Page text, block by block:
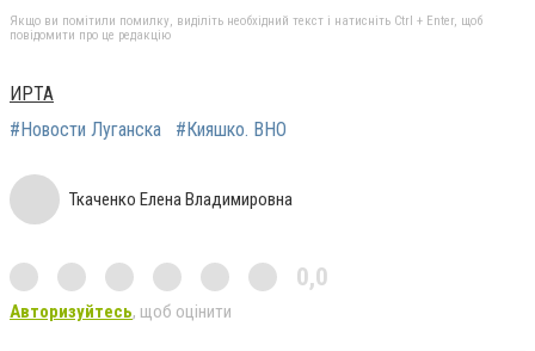
Якщо ви помітили помилку, виділіть необхідний текст і натисніть Ctrl + Enter, щоб
повідомити про це редакцію
ИРТА
#Новости Луганска
#Кияшко. ВНО
Ткаченко Елена Владимировна
0,0
Авторизуйтесь, щоб оцінити